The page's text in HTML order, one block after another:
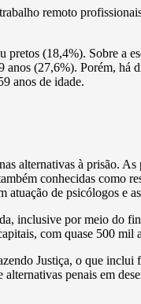
remoto
(18,4%). Sobre a
(27,6%). Porém,
anos de idade.
alternativas à prisão.
conhecidas como
de psicólogos e
inclusive por meio do
com quase 500 mil
Justiça, o que
penais em